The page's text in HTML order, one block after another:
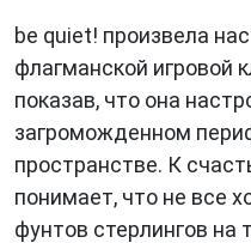
встроенные
клавиатуры даже
которые позволяют
записывать и
последовательности
клавишей.
be quiet! произвела
флагманской игровой
показав, что она
загроможденном
пространстве. К
понимает, что не все
фунтов стерлингов на